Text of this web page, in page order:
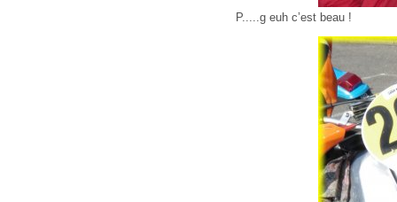
P.....g euh c’est beau !